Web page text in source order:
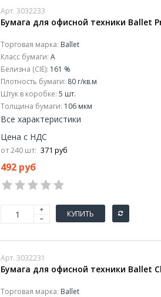
Арт. 3032233
Бумага для офисной техники Ballet
Торговая марка: Ballet
Класс бумаги: A
Белизна (CIE): 161 %
Плотность бумаги: 80 г/кв.м
Штук в коробке: 5 шт.
Толщина бумаги: 106 мкм
Все характеристики
Цена с НДС
от 240 шт: 371 руб
492 руб
КУПИТЬ
Арт. 3032231
Бумага для офисной техники Ballet
Торговая марка: Ballet